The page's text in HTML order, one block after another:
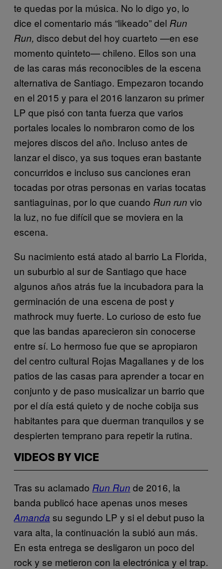
te quedas por la música. No lo digo yo, lo
dice el comentario más “likeado” del Run
Run, disco debut del hoy cuarteto —en ese
momento quinteto— chileno. Ellos son una
de las caras más reconocibles de la escena
alternativa de Santiago. Empezaron tocando
en el 2015 y para el 2016 lanzaron su primer
LP que pisó con tanta fuerza que varios
portales locales lo nombraron como de los
mejores discos del año. Incluso antes de
lanzar el disco, ya sus toques eran bastante
concurridos e incluso sus canciones eran
tocadas por otras personas en varias tocatas
santiaguinas, por lo que cuando Run run vio
la luz, no fue difícil que se moviera en la
escena.
Su nacimiento está atado al barrio La Florida,
un suburbio al sur de Santiago que hace
algunos años atrás fue la incubadora para la
germinación de una escena de post y
mathrock muy fuerte. Lo curioso de esto fue
que las bandas aparecieron sin conocerse
entre sí. Lo hermoso fue que se apropiaron
del centro cultural Rojas Magallanes y de los
patios de las casas para aprender a tocar en
conjunto y de paso musicalizar un barrio que
por el día está quieto y de noche cobija sus
habitantes para que duerman tranquilos y se
despierten temprano para repetir la rutina.
VIDEOS BY VICE
Tras su aclamado Run Run de 2016, la
banda publicó hace apenas unos meses
Amanda su segundo LP y si el debut puso la
vara alta, la continuación la subió aun más.
En esta entrega se desligaron un poco del
rock y se metieron con la electrónica y el trap.